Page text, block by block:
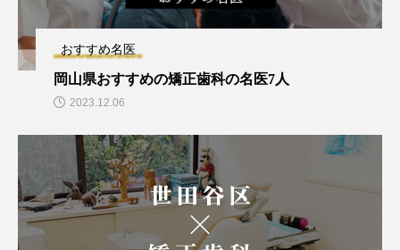
おすすめ名医
岡山県おすすめの矯正歯科の名医7人
2023.12.06